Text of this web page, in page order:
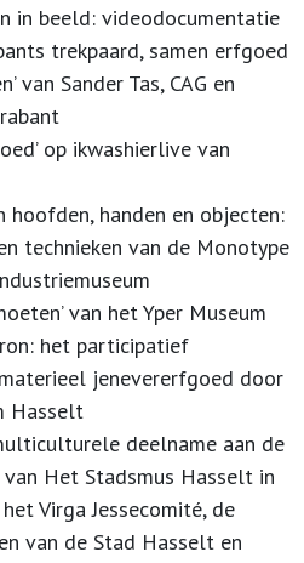
in beeld: videodocumentatie
trekpaard, samen erfgoed
van Sander Tas, CAG en
op ikwashierlive van
hoofden, handen en objecten:
technieken van de Monotype
van het Yper Museum
het participatief
jenevererfgoed door
Hasselt
deelname aan de
van Het Stadsmus Hasselt in
Virga Jessecomité, de
van de Stad Hasselt en